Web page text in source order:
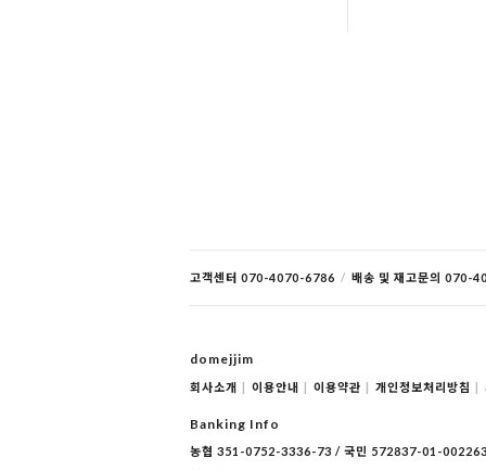
고객센터 070-4070-6786 / 배송 및 재고문의 070-
domejjim
회사소개 이용안내 이용약관 개인정보처리방침
Banking Info
농협 351-0752-3336-73 / 국민 572837-01-